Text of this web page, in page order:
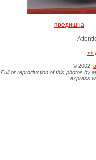
предишна
<<
© 2002,
Full or reproduction of this photos by
express